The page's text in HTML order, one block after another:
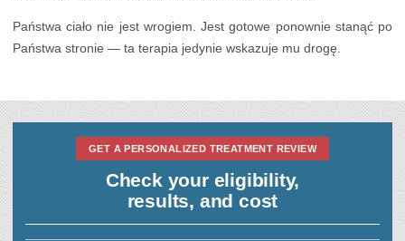
Państwa ciało nie jest wrogiem. Jest gotowe ponownie stanąć po
Państwa stronie — ta terapia jedynie wskazuje mu drogę.
GET A PERSONALIZED TREATMENT REVIEW
Check your eligibility,
results, and cost